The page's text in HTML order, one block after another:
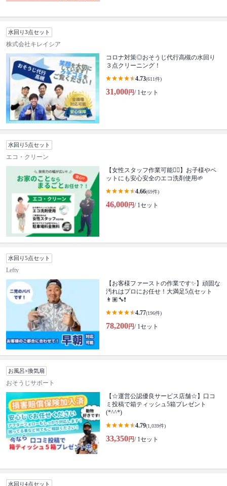
水回り3点セット
株式会社キレイシア
コロナ対策◎おそうじ代行高槻の水回り
３点クリーニング！
4.73(611件)
31,000円/ 1セット
水回り5点セット
エコ・クリーン
【女性スタッフ作業可能🙆‍♀️】お子様やペ
ットにも安心安全のエコ洗剤使用🌱
4.66(69件)
46,000円/ 1セット
水回り5点セット
Lefty
【お客様ファーストの作業です✨】頑固な
汚れはプロにお任せ！大満足5点セット
👨🏽‍🔧❗️
4.77(196件)
78,200円/ 1セット
お風呂×換気扇
おそうじサポート
【☆運営公認優良サービス店舗☆】口コ
ミ投稿で箱ティッシュ5箱プレゼント
(*^^*)
4.79(1,039件)
33,350円/ 1セット
水回り4点セット